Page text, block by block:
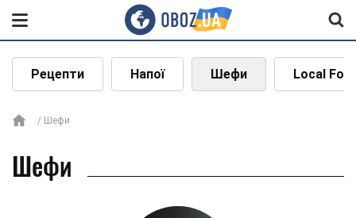
Рецепти Напої Шефи Local
Шефи
Шефи